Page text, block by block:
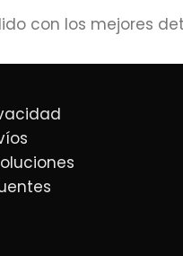
con los mejores